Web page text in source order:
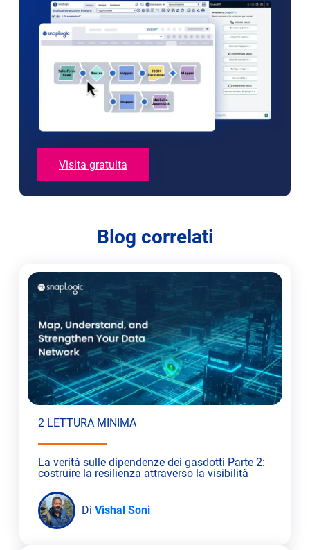
Visita gratuita
Blog correlati
2 LETTURA MINIMA
La verità sulle dipendenze dei gasdotti Parte 2:
costruire la resilienza attraverso la visibilità
Di Vishal Soni